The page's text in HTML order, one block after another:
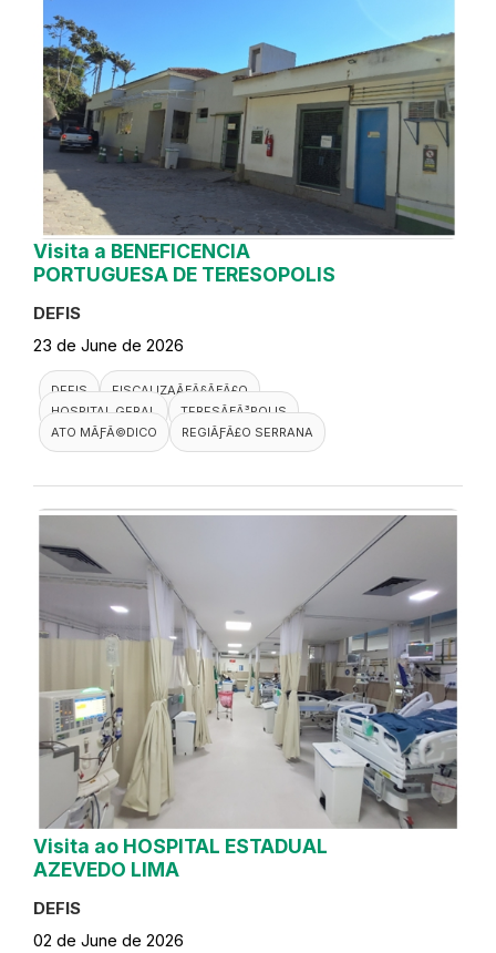
Visita a BENEFICENCIA
PORTUGUESA DE TERESOPOLIS
DEFIS
23 de June de 2026
DEFIS
FISCALIZAÃƑÂ§ÃƑÂ£O
HOSPITAL GERAL
TERESÃƑÂ³POLIS
ATO MÃƑÂ©DICO
REGIÃƑÂ£O SERRANA
Visita ao HOSPITAL ESTADUAL
AZEVEDO LIMA
DEFIS
02 de June de 2026